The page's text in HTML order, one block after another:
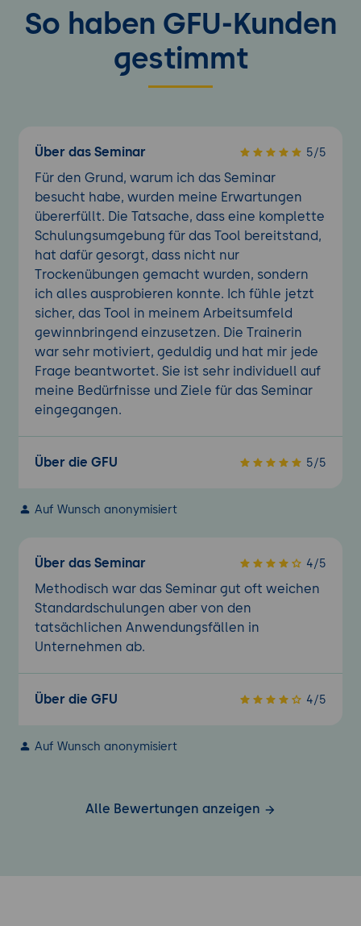
So haben GFU-Kunden
gestimmt
Über das Seminar 5/5
Für den Grund, warum ich das Seminar
besucht habe, wurden meine Erwartungen
übererfüllt. Die Tatsache, dass eine komplette
Schulungsumgebung für das Tool bereitstand,
hat dafür gesorgt, dass nicht nur
Trockenübungen gemacht wurden, sondern
ich alles ausprobieren konnte. Ich fühle jetzt
sicher, das Tool in meinem Arbeitsumfeld
gewinnbringend einzusetzen. Die Trainerin
war sehr motiviert, geduldig und hat mir jede
Frage beantwortet. Sie ist sehr individuell auf
meine Bedürfnisse und Ziele für das Seminar
eingegangen.
Über die GFU 5/5
Auf Wunsch anonymisiert
Über das Seminar 4/5
Methodisch war das Seminar gut oft weichen
Standardschulungen aber von den
tatsächlichen Anwendungsfällen in
Unternehmen ab.
Über die GFU 4/5
Auf Wunsch anonymisiert
Alle Bewertungen anzeigen